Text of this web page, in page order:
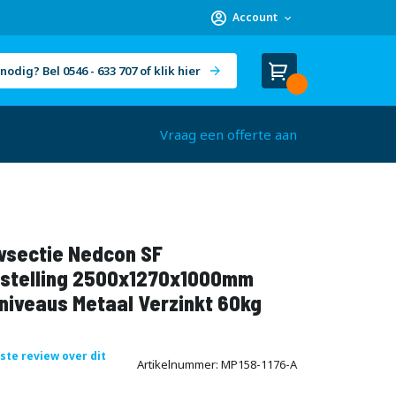
Account
Bel 0546 - 633 707 of klik hier
Winkelwagen
Cart
Vraag een offerte aan
Nedcon SF
2500x1270x1000mm
Metaal Verzinkt 60kg
review over dit
Artikelnummer MP158-1176-A